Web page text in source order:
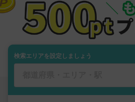
検索エリアを設定しましょう